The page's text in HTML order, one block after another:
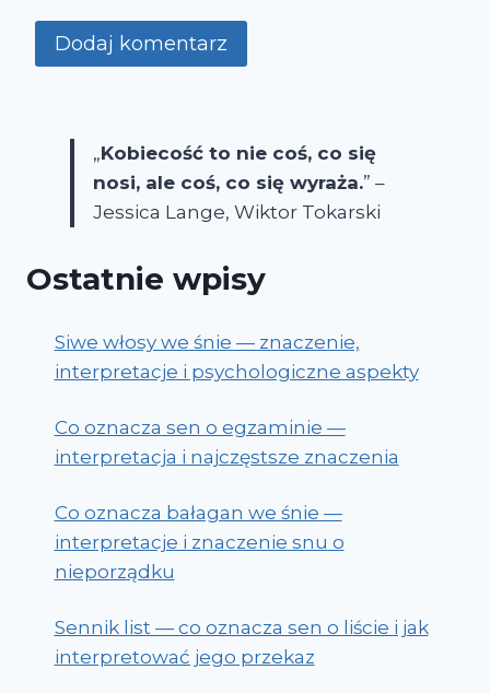
„Kobiecość to nie coś, co się
nosi, ale coś, co się wyraża.” –
Jessica Lange, Wiktor Tokarski
Ostatnie wpisy
Siwe włosy we śnie — znaczenie,
interpretacje i psychologiczne aspekty
Co oznacza sen o egzaminie —
interpretacja i najczęstsze znaczenia
Co oznacza bałagan we śnie —
interpretacje i znaczenie snu o
nieporządku
Sennik list — co oznacza sen o liście i jak
interpretować jego przekaz